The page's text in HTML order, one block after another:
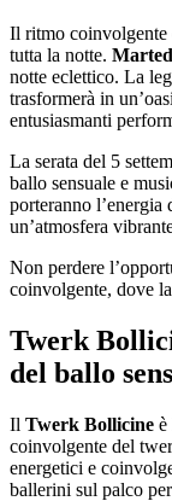
Il ritmo coinvolgente
tutta la notte.
notte eclettico. La
trasformerà in
entusiasmanti
La serata del 5
ballo sensuale e
porteranno
un’atmosfera
Non perdere
coinvolgente, dove
Twerk
del ballo
Il Twerk Bollicine è
coinvolgente del
energetici e
ballerini sul palco